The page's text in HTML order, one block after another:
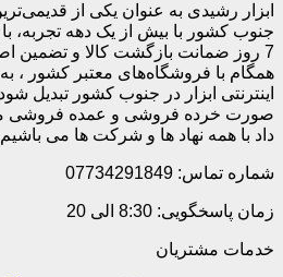
ابزار رشیدی به عنوان یکی از
جنوب کشور با بیش از یک دهه تجربه، با
7 روز ضمانت بازگشت کالا و تضمین
همگام با فروشگاه‌های معتبر کشور ،
اینترنتی ابزار در جنوب کشور تبدیل
صورت خرده فروشی و عمده فروشی می
داد با همه نهاد ها و شرکت ها می
شماره تماس: 07734291849
زمان پاسخگویی: 8:30 الی 20
خدمات مشتریان